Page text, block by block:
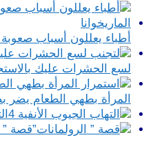
أطباء يعللون أسباب صعوبة
لسع الحشرات عليك
المرأة بطهي الطعام يضر
قصة ”